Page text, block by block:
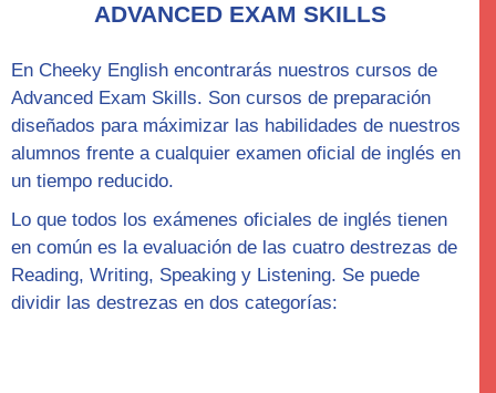
ADVANCED EXAM SKILLS
En Cheeky English encontrarás nuestros cursos de
Advanced Exam Skills. Son cursos de preparación
diseñados para máximizar las habilidades de nuestros
alumnos frente a cualquier examen oficial de inglés en
un tiempo reducido.
Lo que todos los exámenes oficiales de inglés tienen
en común es la evaluación de las cuatro destrezas de
Reading, Writing, Speaking y Listening. Se puede
dividir las destrezas en dos categorías: